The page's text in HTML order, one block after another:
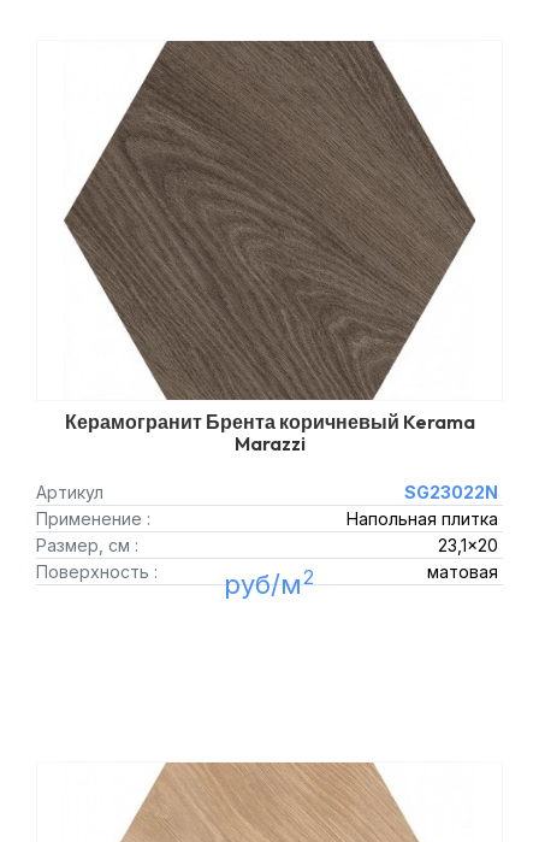
Керамогранит Брента коричневый Kerama
Marazzi
Артикул
SG23022N
Применение :
Напольная плитка
Размер, см :
23,1x20
Поверхность :
матовая
руб/м2